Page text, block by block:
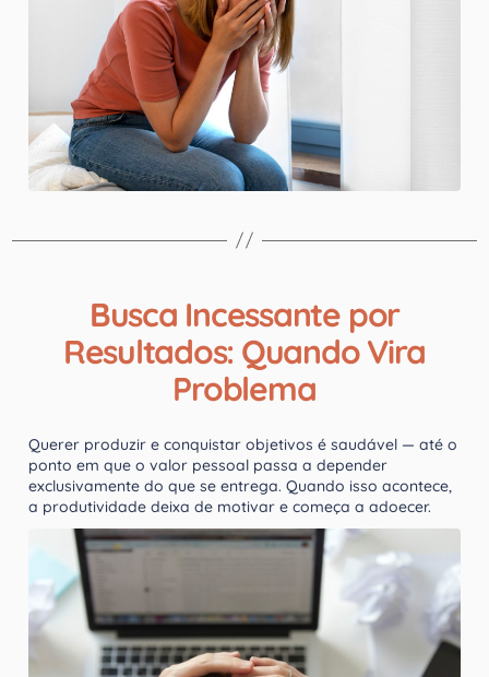
Busca Incessante por
Resultados: Quando Vira
Problema
Querer produzir e conquistar objetivos é saudável — até o
ponto em que o valor pessoal passa a depender
exclusivamente do que se entrega. Quando isso acontece,
a produtividade deixa de motivar e começa a adoecer.